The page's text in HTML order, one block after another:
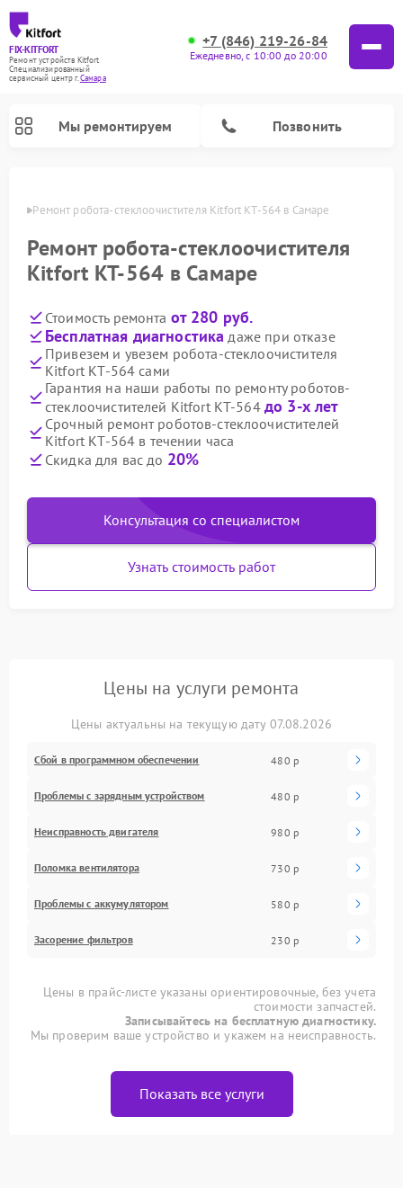
FIX-KITFORT
Ремонт устройств Kitfort
Специализированный
cервисный центр г.Самара
+7 (846) 219-26-84
Ежедневно, с 10:00 до 20:00
Мы ремонтируем Позвонить
Ремонт робота-стеклоочистителя Kitfort КТ-564 в Самаре
Ремонт робота-стеклоочистителя
Kitfort КТ-564 в Самаре
Стоимость ремонта от 280 руб.
Бесплатная диагностика даже при отказе
Привезем и увезем робота-стеклоочистителя
Kitfort КТ-564 сами
Гарантия на наши работы по ремонту роботов-
стеклоочистителей Kitfort КТ-564 до 3-х лет
Срочный ремонт роботов-стеклоочистителей
Kitfort КТ-564 в течении часа
Скидка для вас до 20%
Консультация со специалистом
Узнать стоимость работ
Цены на услуги ремонта
Цены актуальны на текущую дату 07.08.2026
Сбой в программном обеспечении 480 р
Проблемы с зарядным устройством 480 р
Неисправность двигателя 980 р
Поломка вентилятора 730 р
Проблемы с аккумулятором 580 р
Засорение фильтров 230 р
Цены в прайс-листе указаны ориентировочные, без учета
стоимости запчастей.
Записывайтесь на бесплатную диагностику.
Мы проверим ваше устройство и укажем на неисправность.
Показать все услуги